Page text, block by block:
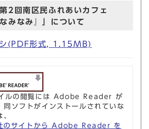
2回南区民ふれあいカフェ
なみなみ』」について
(PDF形式, 1.15MB)
ルの閲覧には Adobe Reader が
同ソフトがインストールされていな
、
サイトから Adobe Reader を